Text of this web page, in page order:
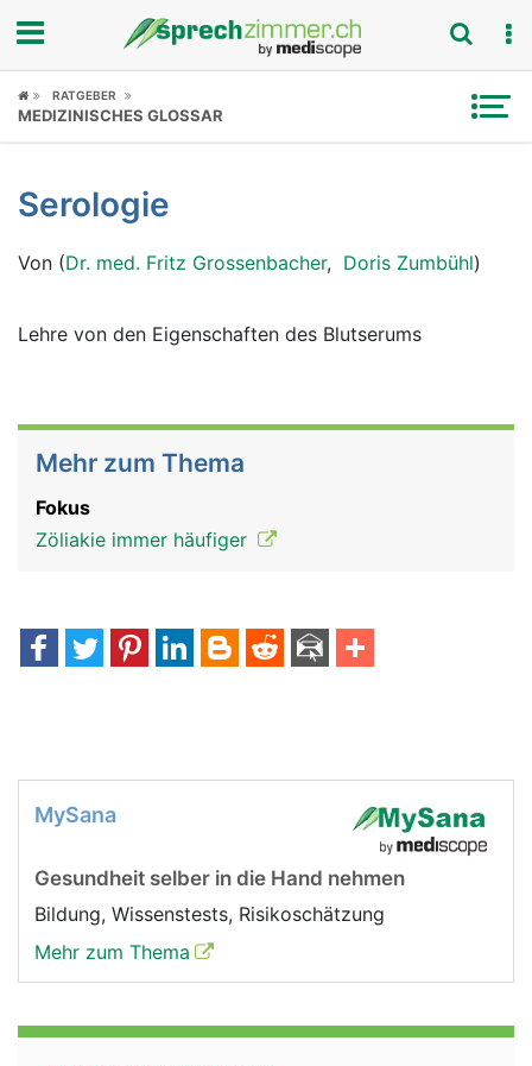
Fokus
Symptome
Untersuchungen
News
RATGEBER
MEDIZINISCHES GLOSSAR
Serologie
Von (Dr. med. Fritz Grossenbacher, Doris Zumbühl)
Lehre von den Eigenschaften des Blutserums
Mehr zum Thema
Fokus
Zöliakie immer häufiger
MySana
Gesundheit selber in die Hand nehmen
Bildung, Wissenstests, Risikoschätzung
Mehr zum Thema